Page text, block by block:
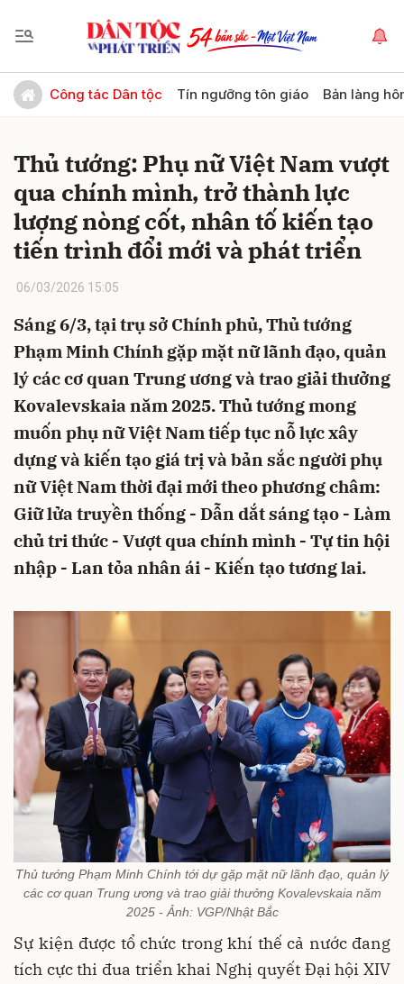
Công tác Dân tộc Tín ngưỡng tôn giáo Bản làng
Thủ tướng: Phụ nữ Việt Nam vượt
qua chính mình, trở thành lực
lượng nòng cốt, nhân tố kiến tạo
tiến trình đổi mới và phát triển
06/03/2026 15:05
Sáng 6/3, tại trụ sở Chính phủ, Thủ tướng
Phạm Minh Chính gặp mặt nữ lãnh đạo, quản
lý các cơ quan Trung ương và trao giải thưởng
Kovalevskaia năm 2025. Thủ tướng mong
muốn phụ nữ Việt Nam tiếp tục nỗ lực xây
dựng và kiến tạo giá trị và bản sắc người phụ
nữ Việt Nam thời đại mới theo phương châm:
Giữ lửa truyền thống - Dẫn dắt sáng tạo - Làm
chủ tri thức - Vượt qua chính mình - Tự tin hội
nhập - Lan tỏa nhân ái - Kiến tạo tương lai.
Thủ tướng Phạm Minh Chính tới dự gặp mặt nữ lãnh đạo, quản lý
các cơ quan Trung ương và trao giải thưởng Kovalevskaia năm
2025 - Ảnh: VGP/Nhật Bắc
Sự kiện được tổ chức trong khí thế cả nước đang
tích cực thi đua triển khai Nghị quyết Đại hội XIV
Gửi bình luận